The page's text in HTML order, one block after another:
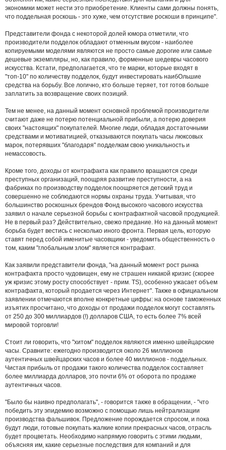
экономики может нести это приобретение. Клиенты сами должны понять,
что поддельная роскошь - это хуже, чем отсутствие роскоши в принципе".
Представители фонда с некоторой долей юмора отметили, что
производители подделок обладают отменным вкусом - наиболее
копируемыми моделями являются не просто самые дорогие или самые
дешевые экземпляры, но, как правило, форменные шедевры часового
искусства. Кстати, предполагается, что те марки, которые входят в
"топ-10" по количеству подделок, будут инвестировать наибОльшие
средства на борьбу. Все логично, кто больше теряет, тот готов больше
заплатить за возвращение своих позиций.
Тем не менее, на данный момент основной проблемой производители
считают даже не потерю потенциальной прибыли, а потерю доверия
своих "настоящих" покупателей. Многие люди, обладая достаточными
средствами и мотиватицией, отказываются покупать часы люксовых
марок, потерявших "благодаря" подделкам свою уникальность и
немассовость.
Кроме того, доходы от контрафакта как правило вращаются среди
преступных организаций, поощряя развитие преступности, а на
фабриках по производству подделок поощряется детский труд и
совершенно не соблюдаются нормы охраны труда. Учитывая, что
большинство роскошных брендов Фонд высокого часового искусства
заявил о начале серьезной борьбы с контрафактной часовой продукцией.
Не в первый раз? Действительно, свежо предание. Но на данный момент
борьба будет вестись с несколько иного фронта. Первая цель, которую
ставят перед собой именитые часовщики - уведомить общественность о
том, каким "глобальным злом" является контрафакт.
Как заявили представители фонда, "на данный момент рост рынка
контрафакта просто чудовищен, ему не страшен никакой кризис (скорее
уж кризис этому росту способствует - прим. TS), особенно ужасает объем
контрафакта, который продается через Интернет". Также в официальном
заявлении отмечаются вполне конкретные цифры: на основе таможенных
изъятих просчитано, что доходы от продажи подделок могут составлять
от 250 до 300 миллиардов (!) долларов США, то есть более 7% всей
мировой торговли!
Стоит ли говорить, что "хитом" подделок являются именно швейцарские
часы. Сравните: ежегодно производится около 26 миллионов
аутентичных швейцарских часов и более 40 миллионов - поддельных.
Чистая прибыль от продажи такого количества подделок составляет
более миллиарда долларов, это почти 6% от оборота по продаже
аутентичных часов.
"Было бы наивно предполагать", - говорится также в обращении, - "что
победить эту эпидемию возможно с помощью лишь нейтрализации
производства фальшивок. Предложение порождается спросом, и пока
будут люди, готовые покупать жалкие копии прекрасных часов, отрасль
будет процветать. Необходимо напрямую говорить с этими людьми,
объясняя им, какие серьезные последствия для компаний и для